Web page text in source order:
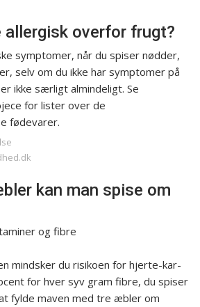
allergisk overfor frugt?
symptomer, når du spiser nødder,
selv om du ikke har symptomer på
ikke særligt almindeligt. Se
for lister over de
fødevarer.
kan man spise om
og fibre
mindsker du risikoen for hjerte-kar-
for hver syv gram fibre, du spiser
fylde maven med tre æbler om